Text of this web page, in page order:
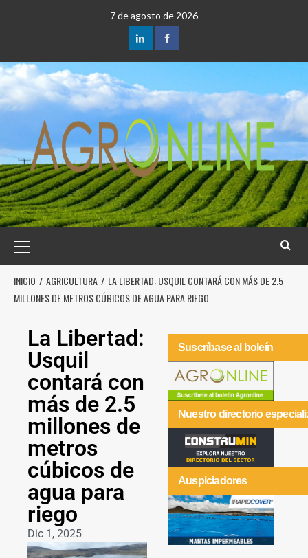
7 de agosto de 2026
INICIO AGRICULTURA
LA LIBERTAD: USQUIL CONTARÁ CON MÁS DE 2.5
MILLONES DE METROS CÚBICOS DE AGUA PARA RIEGO
La Libertad:
Usquil
contará con
más de 2.5
millones de
metros
cúbicos de
agua para
riego
Dic 1, 2025
Suscríbase al boleín
Nuestro directorio
Auspiciadores